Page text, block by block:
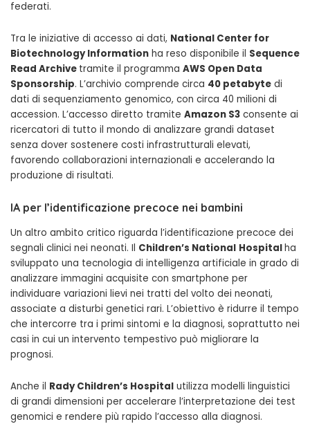
federati.
Tra le iniziative di accesso ai dati, National Center for
Biotechnology Information ha reso disponibile il Sequence
Read Archive tramite il programma AWS Open Data
Sponsorship. L’archivio comprende circa 40 petabyte di
dati di sequenziamento genomico, con circa 40 milioni di
accession. L’accesso diretto tramite Amazon S3 consente ai
ricercatori di tutto il mondo di analizzare grandi dataset
senza dover sostenere costi infrastrutturali elevati,
favorendo collaborazioni internazionali e accelerando la
produzione di risultati.
IA per l’identificazione precoce nei bambini
Un altro ambito critico riguarda l’identificazione precoce dei
segnali clinici nei neonati. Il Children’s National Hospitalha
sviluppato una tecnologia di intelligenza artificiale in grado di
analizzare immagini acquisite con smartphone per
individuare variazioni lievi nei tratti del volto dei neonati,
associate a disturbi genetici rari. L’obiettivo è ridurre il tempo
che intercorre tra i primi sintomi e la diagnosi, soprattutto nei
casi in cui un intervento tempestivo può migliorare la
prognosi.
Anche il Rady Children’s Hospital utilizza modelli linguistici
di grandi dimensioni per accelerare l’interpretazione dei test
genomici e rendere più rapido l’accesso alla diagnosi.